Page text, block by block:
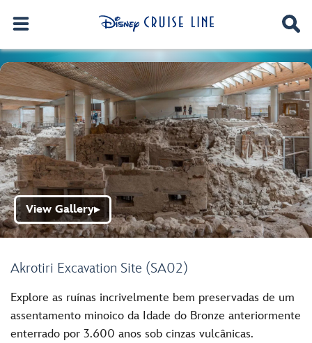
Akrotiri Excavation Site (SA02)
View Gallery▶
Explore as ruínas incrivelmente bem preservadas de um
assentamento minoico da Idade do Bronze anteriormente
enterrado por 3.600 anos sob cinzas vulcânicas.